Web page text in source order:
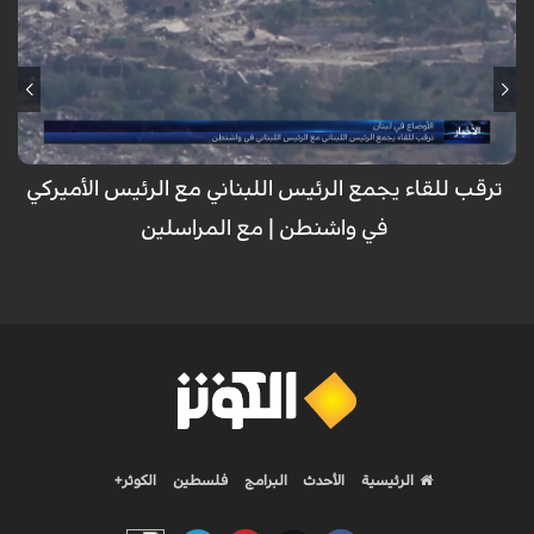
مع تأجيل الاجتماع الافتراضي بين الجيش اللبناني والصهيوني والأمريكي لأسباب
مجهولة، تتواصل الاعتداءات الصهيونية بالغارات من المسيرات على بلدات
المنصورة والنبطية الفوقا والقنطرة واستكمال لعمليات التفخيخ وتفجير
المنازل والأحياء في بنت جبيل والخيام وكفر تبنيت وتأكيد من قبل حزب الله أن
التنازلات التي تقدمها السلطة اللبنانية للعدو الأمريكي والصهيوني لن تمر.
ترقب للقاء يجمع الرئيس اللبناني مع الرئيس الأميركي
في واشنطن | مع المراسلين
الرئيسية الأحدث البرامج فلسطين الكوثر+